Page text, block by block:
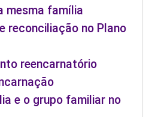
mesma família
reconciliação no Plano
reencarnatório
e o grupo familiar no